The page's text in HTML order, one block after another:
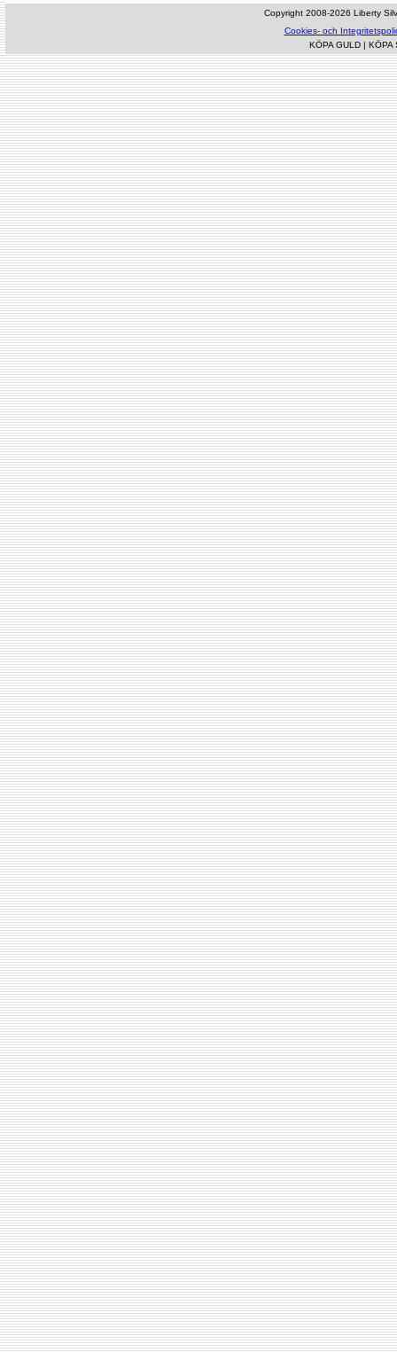
Copyright 2008-2026 Liberty
Cookies- och
KÖPA GULD| KÖPA